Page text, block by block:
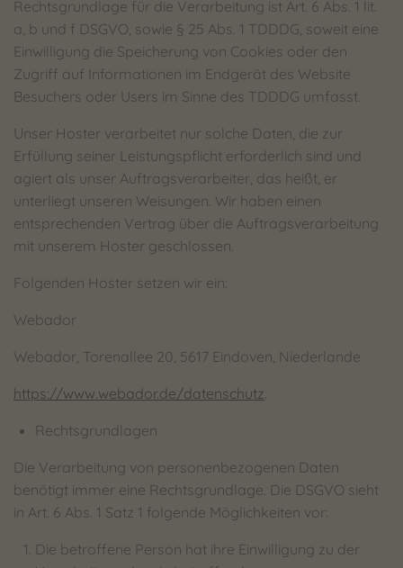
Rechtsgrundlage für die Verarbeitung ist Art. 6 Abs. 1 lit.
a, b und f DSGVO, sowie § 25 Abs. 1 TDDDG, soweit eine
Einwilligung die Speicherung von Cookies oder den
Zugriff auf Informationen im Endgerät des Website
Besuchers oder Users im Sinne des TDDDG umfasst.
Unser Hoster verarbeitet nur solche Daten, die zur
Erfüllung seiner Leistungspflicht erforderlich sind und
agiert als unser Auftragsverarbeiter, das heißt, er
unterliegt unseren Weisungen. Wir haben einen
entsprechenden Vertrag über die Auftragsverarbeitung
mit unserem Hoster geschlossen.
Folgenden Hoster setzen wir ein:
Webador
Webador, Torenallee 20, 5617 Eindoven, Niederlande
https://www.webador.de/datenschutz.
Rechtsgrundlagen
Die Verarbeitung von personenbezogenen Daten
benötigt immer eine Rechtsgrundlage. Die DSGVO sieht
in Art. 6 Abs. 1 Satz 1 folgende Möglichkeiten vor:
Die betroffene Person hat ihre Einwilligung zu der